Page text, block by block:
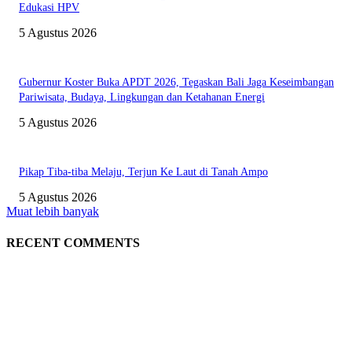
Edukasi HPV
5 Agustus 2026
Gubernur Koster Buka APDT 2026, Tegaskan Bali Jaga Keseimbangan
Pariwisata, Budaya, Lingkungan dan Ketahanan Energi
5 Agustus 2026
Pikap Tiba-tiba Melaju, Terjun Ke Laut di Tanah Ampo
5 Agustus 2026
Muat lebih banyak
RECENT COMMENTS